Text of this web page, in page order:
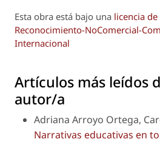
Esta obra está bajo una licencia
Reconocimiento-NoComercial-
Internacional
Artículos más leídos
autor/a
Adriana Arroyo Ortega,
Narrativas educativas en